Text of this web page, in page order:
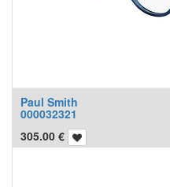
Paul Smith
000032321
305.00 €